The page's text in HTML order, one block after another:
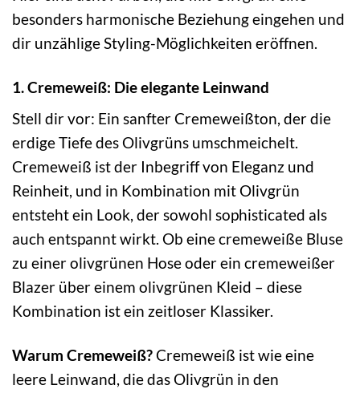
besonders harmonische Beziehung eingehen und
dir unzählige Styling-Möglichkeiten eröffnen.
1. Cremeweiß: Die elegante Leinwand
Stell dir vor: Ein sanfter Cremeweißton, der die
erdige Tiefe des Olivgrüns umschmeichelt.
Cremeweiß ist der Inbegriff von Eleganz und
Reinheit, und in Kombination mit Olivgrün
entsteht ein Look, der sowohl sophisticated als
auch entspannt wirkt. Ob eine cremeweiße Bluse
zu einer olivgrünen Hose oder ein cremeweißer
Blazer über einem olivgrünen Kleid – diese
Kombination ist ein zeitloser Klassiker.
Warum Cremeweiß?Cremeweiß ist wie eine
leere Leinwand, die das Olivgrün in den